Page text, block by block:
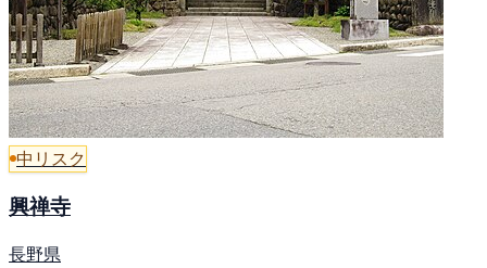
中リスク
興禅寺
長野県